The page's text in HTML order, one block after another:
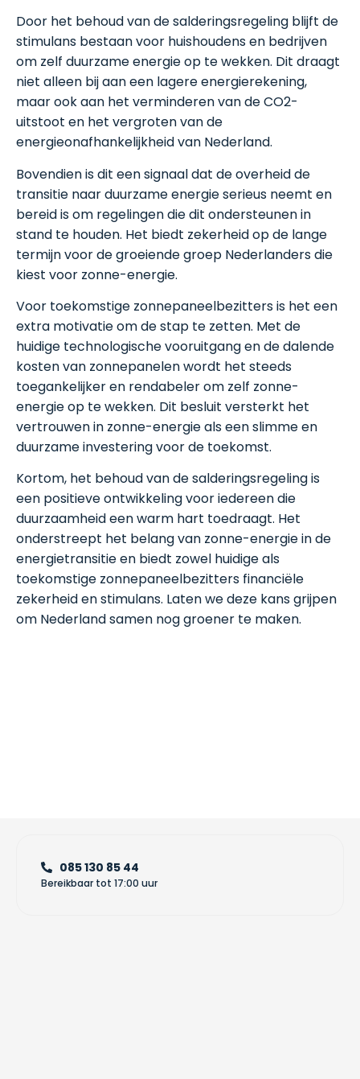
Door het behoud van de salderingsregeling blijft de
stimulans bestaan voor huishoudens en bedrijven
om zelf duurzame energie op te wekken. Dit draagt
niet alleen bij aan een lagere energierekening,
maar ook aan het verminderen van de CO2-
uitstoot en het vergroten van de
energieonafhankelijkheid van Nederland.
Bovendien is dit een signaal dat de overheid de
transitie naar duurzame energie serieus neemt en
bereid is om regelingen die dit ondersteunen in
stand te houden. Het biedt zekerheid op de lange
termijn voor de groeiende groep Nederlanders die
kiest voor zonne-energie.
Voor toekomstige zonnepaneelbezitters is het een
extra motivatie om de stap te zetten. Met de
huidige technologische vooruitgang en de dalende
kosten van zonnepanelen wordt het steeds
toegankelijker en rendabeler om zelf zonne-
energie op te wekken. Dit besluit versterkt het
vertrouwen in zonne-energie als een slimme en
duurzame investering voor de toekomst.
Kortom, het behoud van de salderingsregeling is
een positieve ontwikkeling voor iedereen die
duurzaamheid een warm hart toedraagt. Het
onderstreept het belang van zonne-energie in de
energietransitie en biedt zowel huidige als
toekomstige zonnepaneelbezitters financiële
zekerheid en stimulans. Laten we deze kans grijpen
om Nederland samen nog groener te maken.
085 130 85 44
Bereikbaar tot 17:00 uur